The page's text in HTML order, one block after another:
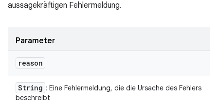
aussagekräftigen Fehlermeldung.
Parameter
reason
String : Eine Fehlermeldung, die die Ursache des Fehlers
beschreibt